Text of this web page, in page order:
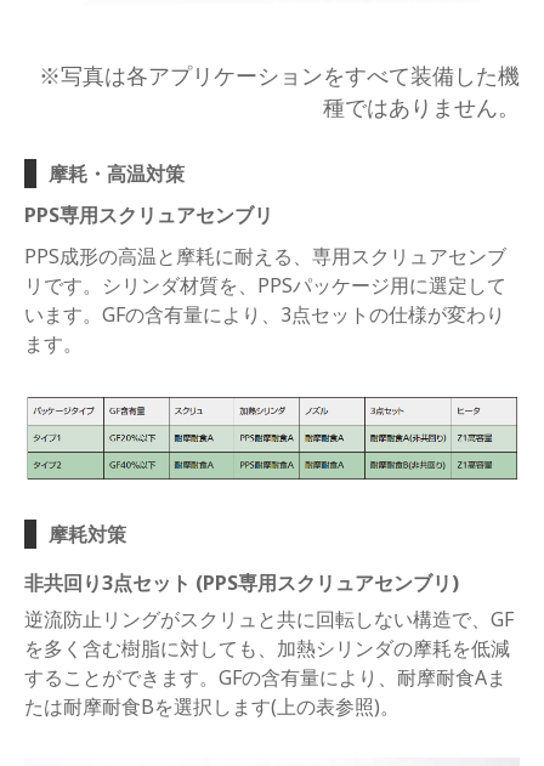
※写真は各アプリケーションをすべて装備した機
種ではありません。
摩耗・高温対策
PPS専用スクリュアセンブリ
PPS成形の高温と摩耗に耐える、専用スクリュアセンブ
リです。シリンダ材質を、PPSパッケージ用に選定して
います。GFの含有量により、3点セットの仕様が変わり
ます。
摩耗対策
非共回り3点セット (PPS専用スクリュアセンブリ)
逆流防止リングがスクリュと共に回転しない構造で、GF
を多く含む樹脂に対しても、加熱シリンダの摩耗を低減
することができます。GFの含有量により、耐摩耐食Aま
たは耐摩耐食Bを選択します(上の表参照)。